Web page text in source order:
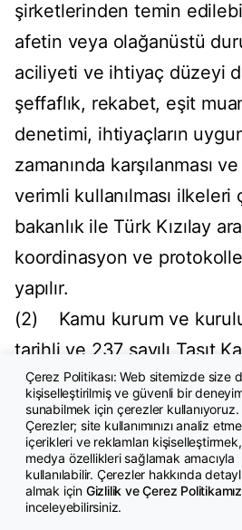
şirketlerinden temin
afetin veya olağanüstü
aciliyeti ve ihtiyaç düzeyi
şeffaflık, rekabet, eşit
denetimi, ihtiyaçların
zamanında karşılanması
verimli kullanılması
bakanlık ile Türk Kızılay
koordinasyon ve
yapılır.
(2) Kamu kurum ve
tarihli ve 237 sayılı Taşıt
kapsamındaki taşıtlar
uygun görülen taşınır
hükümlerine göre Türk
edebilir. Ayrıca bu kurum
bulunan makine, teçhizat,
Çerez Politikası: Web sitemizde size
kişiselleştirilmiş ve güvenli bir
sunabilmek için çerezler kullanıyoruz.
Çerezler; site kullanımınızı analiz
içerikleri ve reklamları
medya özellikleri sağlamak amacıyla
kullanılabilir. Çerezler hakkında
almak için Gizlilik ve Çerez
inceleyebilirsiniz.